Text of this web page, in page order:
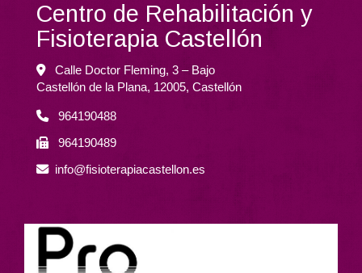
Centro de Rehabilitación y
Fisioterapia Castellón
Calle Doctor Fleming, 3 – Bajo
Castellón de la Plana, 12005, Castellón
964190488
964190489
info
fisioterapiacastellon.es